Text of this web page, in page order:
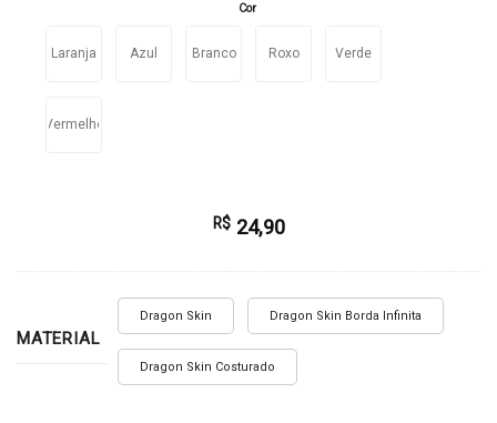
Cor
Laranja Azul Branco Roxo Verde
Vermelho
R$24,90
MATERIAL
Dragon Skin Dragon Skin Borda Infinita
Dragon Skin Costurado